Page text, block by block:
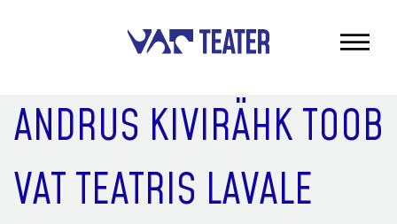
ANDRUS KIVIRÄHK TOOB
VAT TEATRIS LAVALE